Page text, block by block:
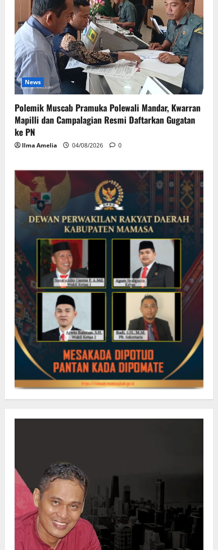
News
Polemik Muscab Pramuka Polewali Mandar, Kwarran
Mapilli dan Campalagian Resmi Daftarkan Gugatan
ke PN
Ilma Amelia 04/08/2026 0